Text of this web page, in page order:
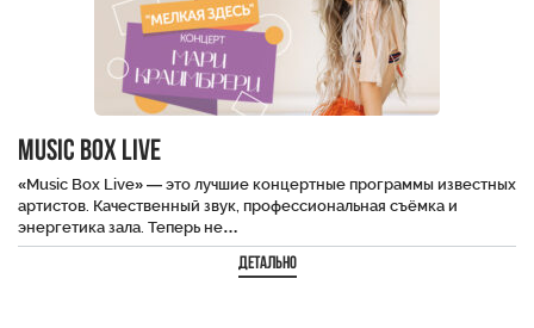
Music Box Live
«Music Box Live» — это лучшие концертные программы известных
артистов. Качественный звук, профессиональная съёмка и
энергетика зала. Теперь не…
Детально